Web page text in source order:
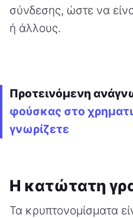
σύνδεσης, ώστε να
ή άλλους.
Προτεινόμενη
φούσκας στο
γνωρίζετε
Η κατώτατη
Τα κρυπτονομίσματα